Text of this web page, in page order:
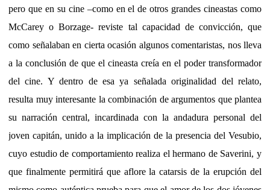
pero que en su cine –como en el de otros grandes cineastas como
McCarey o Borzage- reviste tal capacidad de convicción, que
como señalaban en cierta ocasión algunos comentaristas, nos lleva
a la conclusión de que el cineasta creía en el poder transformador
del cine. Y dentro de esa ya señalada originalidad del relato,
resulta muy interesante la combinación de argumentos que plantea
su narración central, incardinada con la andadura personal del
joven capitán, unido a la implicación de la presencia del Vesubio,
cuyo estudio de comportamiento realiza el hermano de Saverini, y
que finalmente permitirá que aflore la catarsis de la erupción del